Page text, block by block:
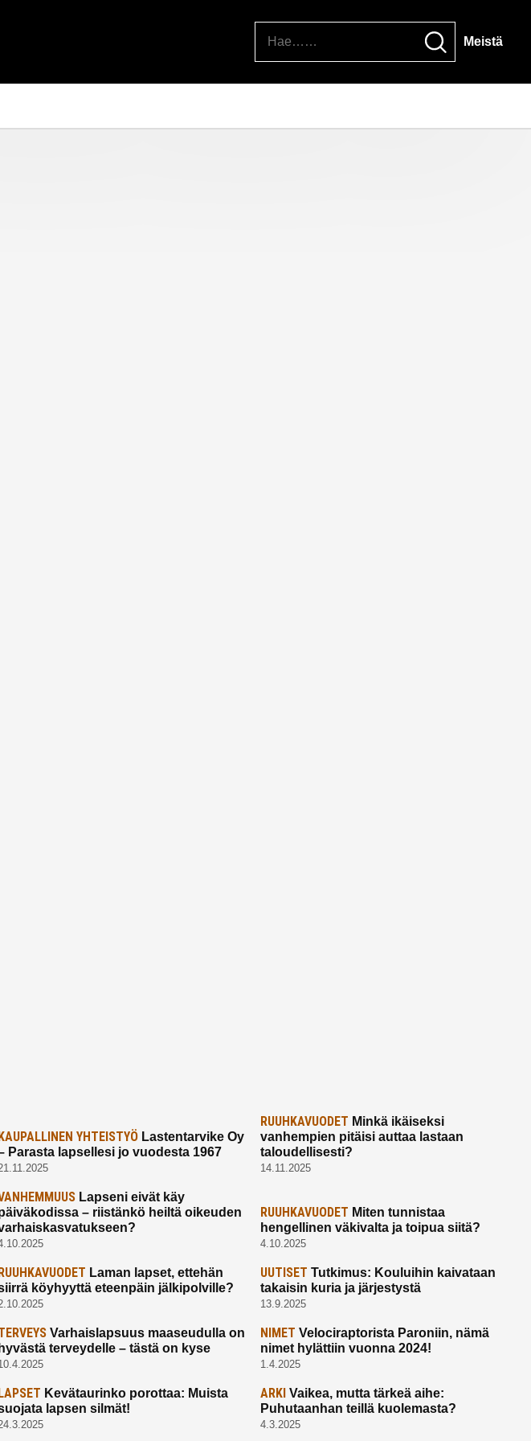
Meistä
YHTEISTYÖLastentarvike Oy
Parasta lapsellesi jo vuodesta 1967
RUUHKAVUODET Minkä ikäiseksi
vanhempien pitäisi auttaa lastaan
taloudellisesti?
14.11.2025
Lapseni eivät käy
– riistänkö heiltä oikeuden
RUUHKAVUODET Miten tunnistaa
hengellinen väkivalta ja toipua siitä?
4.10.2025
Laman lapset, ettehän
köyhyyttä eteenpäin jälkipolville?
UUTISET Tutkimus: Kouluihin kaivataan
takaisin kuria ja järjestystä
13.9.2025
Varhaislapsuus maaseudulla on
hyvästä terveydelle – tästä on kyse
NIMET Velociraptorista Paroniin, nämä
nimet hylättiin vuonna 2024!
1.4.2025
Kevätaurinko porottaa: Muista
lapsen silmät!
ARKI Vaikea, mutta tärkeä aihe:
Puhutaanhan teillä kuolemasta?
4.3.2025